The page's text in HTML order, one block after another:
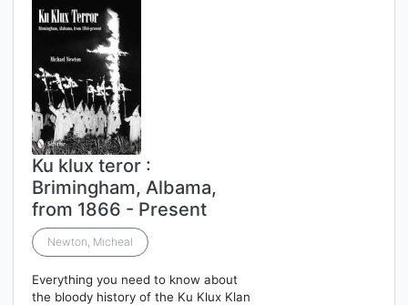
Ku klux teror :
Brimingham, Albama,
from 1866 - Present
Newton, Micheal
Everything you need to know about
the bloody history of the Ku Klux Klan